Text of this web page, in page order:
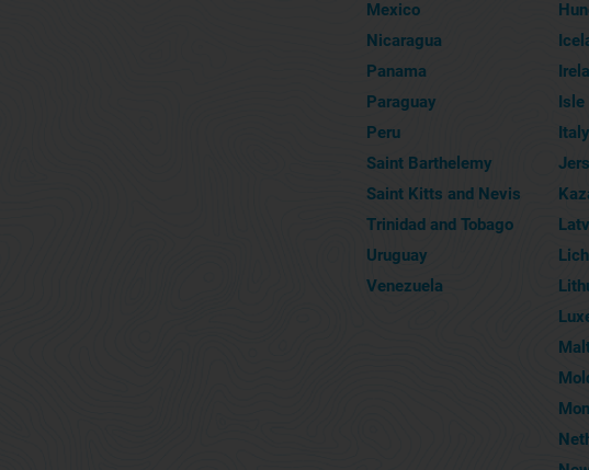
Mexico
Nicaragua
Panama
Paraguay
Peru
Saint Barthelemy
Saint Kitts and Nevis
Trinidad and Tobago
Uruguay
Venezuela
Isle
Italy